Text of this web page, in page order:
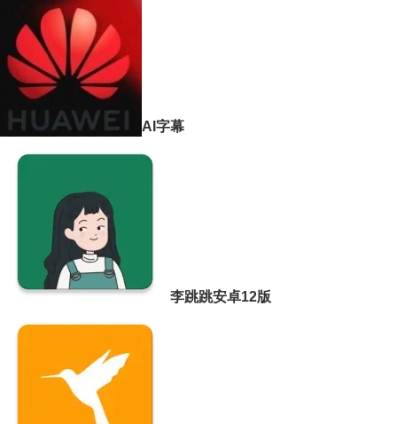
AI字幕
李跳跳安卓12版